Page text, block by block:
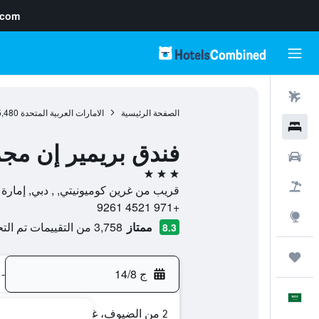
الصفحة الرئيسية الامارات العربية المتحدة
فندق بريمير إن
3 نجوم
قريب من غرين كوميونيتي, , دبي, إمارة
+971 4521 9261
8.3 ممتاز 3,758 من التقييمات تم التحقق منها
ج 14/8 -
2 من الضيوف، غرفة واحدة